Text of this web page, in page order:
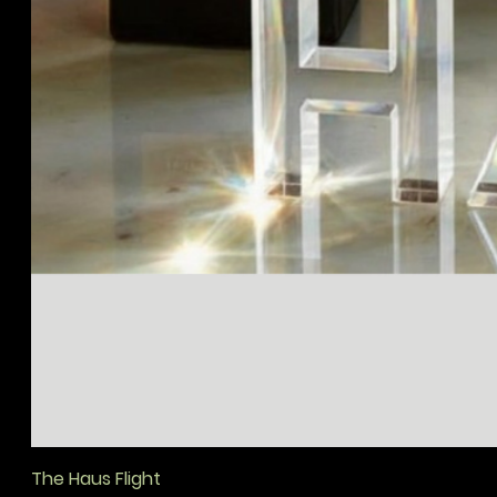
The Haus Flight